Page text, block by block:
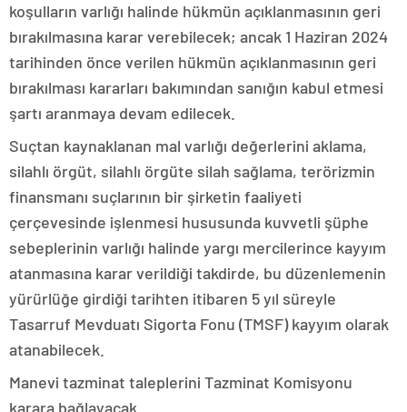
koşulların varlığı halinde hükmün açıklanmasının geri
bırakılmasına karar verebilecek; ancak 1 Haziran 2024
tarihinden önce verilen hükmün açıklanmasının geri
bırakılması kararları bakımından sanığın kabul etmesi
şartı aranmaya devam edilecek.
Suçtan kaynaklanan mal varlığı değerlerini aklama,
silahlı örgüt, silahlı örgüte silah sağlama, terörizmin
finansmanı suçlarının bir şirketin faaliyeti
çerçevesinde işlenmesi hususunda kuvvetli şüphe
sebeplerinin varlığı halinde yargı mercilerince kayyım
atanmasına karar verildiği takdirde, bu düzenlemenin
yürürlüğe girdiği tarihten itibaren 5 yıl süreyle
Tasarruf Mevduatı Sigorta Fonu (TMSF) kayyım olarak
atanabilecek.
Manevi tazminat taleplerini Tazminat Komisyonu
karara bağlayacak